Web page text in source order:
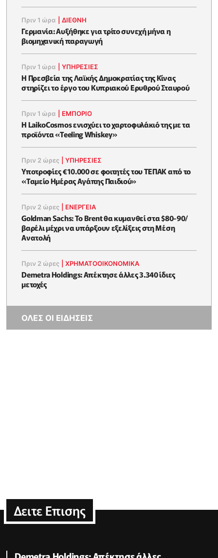
Πριν 1 ώρα |ΔΙΕΘΝΗ
Γερμανία: Αυξήθηκε για τρίτο συνεχή μήνα η
βιομηχανική παραγωγή
Πριν 1 ώρα |ΥΠΗΡΕΣΙΕΣ
Η Πρεσβεία της Λαϊκής Δημοκρατίας της Κίνας
στηρίζει το έργο του Κυπριακού Ερυθρού Σταυρού
Πριν 1 ώρα ΕΜΠΟΡΙΟ
Η LaikoCosmos ενισχύει το χαρτοφυλάκιό της με τα
προϊόντα «Teeling Whiskey»
Πριν 2 ώρες |ΥΠΗΡΕΣΙΕΣ
Υποτροφίες €10.000 σε φοιτητές του ΤΕΠΑΚ από το
«Ταμείο Ημέρας Αγάπης Παιδιού»
Πριν 2 ώρες ΕΝΈΡΓΕΙΑ
Goldman Sachs: Το Brent θα κυμανθεί στα $80-90/
βαρέλι μέχρι να υπάρξουν εξελίξεις στη Μέση
Ανατολή
Πριν 2 ώρες |ΧΡΗΜΑΤΟΟΙΚΟΝΟΜΙΚΆ
Demetra Holdings: Απέκτησε άλλες 3.340 ίδιες
μετοχές
ΟΛΕΣ ΟΙ ΕΙΔΗΣΕΙΣ
Δειτε Επισης